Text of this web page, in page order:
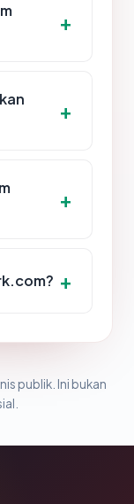
publik. Ini bukan